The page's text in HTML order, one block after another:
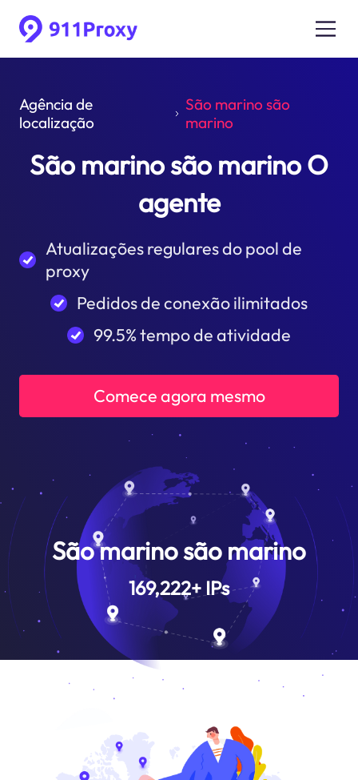
Agência de
localização
São marino são
marino
São marino são marino O
agente
Atualizações regulares do pool de
proxy
Pedidos de conexão ilimitados
99.5% tempo de atividade
Comece agora mesmo
São marino são marino
169,222+ IPs